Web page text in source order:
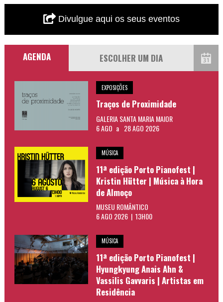
Divulgue aqui os seus eventos
AGENDA
EXPOSIÇÕES
Traços de Proximidade
GALERIA SANTA MARIA MAIOR
6 AGO a 28 AGO 2026
MÚSICA
11ª edição Porto Pianofest |
Kristin Hütter | Música à Hora
de Almoço
MUSEU ROMÂNTICO
6 AGO 2026 | 13H00
MÚSICA
11ª edição Porto Pianofest |
Hyungkyung Anais Ahn &
Vassilis Gavvaris | Artistas em
Residência